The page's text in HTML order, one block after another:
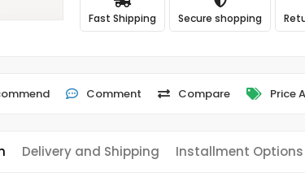
Fast Shipping Secure shopping
Comment Compare Price
Delivery and Shipping Installment Options